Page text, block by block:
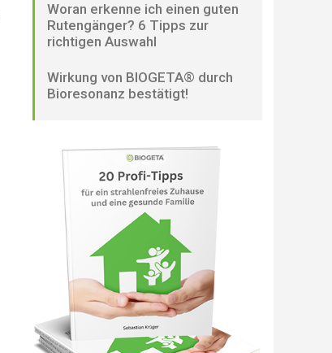
Woran erkenne ich einen guten
Rutengänger? 6 Tipps zur
richtigen Auswahl
Wirkung von BIOGETA® durch
Bioresonanz bestätigt!